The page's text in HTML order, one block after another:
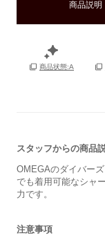
商品説明
商品状態:A
スタッフからの商品
OMEGAのダイバー
でも着用可能なシャ
力です。
注意事項